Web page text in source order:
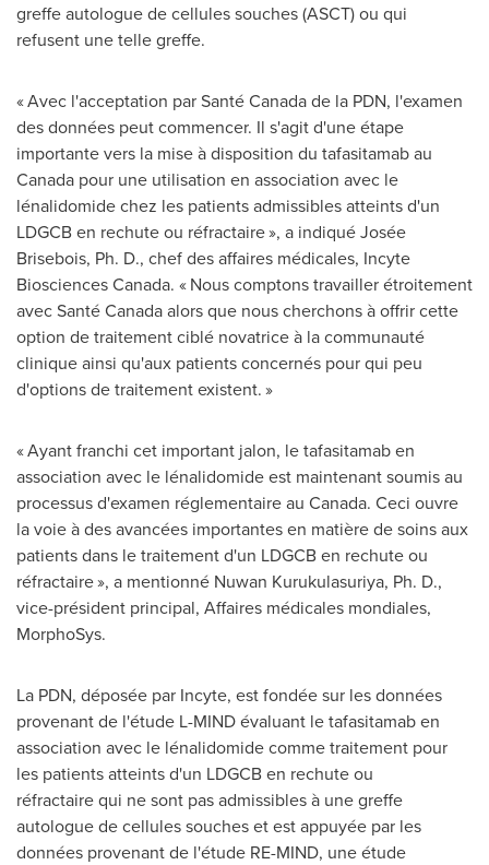
greffe autologue de cellules souches (ASCT) ou qui
refusent une telle greffe.
« Avec l'acceptation par SantéCanadade la PDN, l'examen
des données peut commencer. Il s'agit d'une étape
importante vers la mise à disposition du tafasitamab au
Canada pour une utilisation en association avec le
lénalidomide chez les patients admissibles atteints d'un
LDGCB en rechute ou réfractaire », a indiqué Josée
Brisebois, Ph. D., chef des affaires médicales, Incyte
Biosciences Canada. « Nous comptons travailler étroitement
avec SantéCanadaalors que nous cherchons à offrir cette
option de traitement ciblé novatrice à la communauté
clinique ainsi qu'aux patients concernés pour qui peu
d'options de traitement existent. »
« Ayant franchi cet important jalon, le tafasitamab en
association avec le lénalidomide est maintenant soumis au
processus d'examen réglementaire au Canada. Ceci ouvre
la voie à des avancées importantes en matière de soins aux
patients dans le traitement d'un LDGCB en rechute ou
réfractaire », a mentionné Nuwan Kurukulasuriya, Ph. D.,
vice-président principal, Affaires médicales mondiales,
MorphoSys.
La PDN, déposée par Incyte, est fondée sur les données
provenant de l'étude L-MIND évaluant le tafasitamab en
association avec le lénalidomide comme traitement pour
les patients atteints d'un LDGCB en rechute ou
réfractaire qui ne sont pas admissibles à une greffe
autologue de cellules souches et est appuyée par les
données provenant de l'étude RE-MIND, une étude